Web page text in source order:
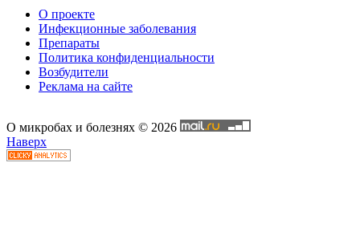
О проекте
Инфекционные заболевания
Препараты
Политика конфиденциальности
Возбудители
Реклама на сайте
О микробах и болезнях © 2026
Наверх